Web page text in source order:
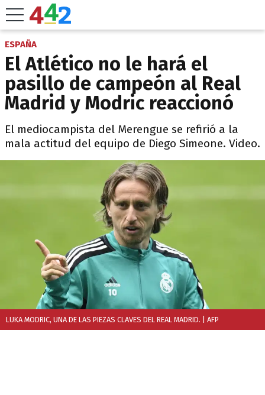
ESPAÑA
El Atlético no le hará el
pasillo de campeón al Real
Madrid y Modric reaccionó
El mediocampista del Merengue se refirió a la
mala actitud del equipo de Diego Simeone. Video.
LUKA MODRIC, UNA DE LAS PIEZAS CLAVES DEL REAL MADRID. | AFP